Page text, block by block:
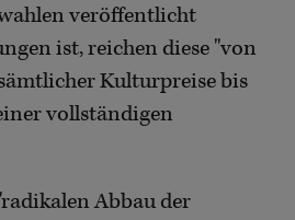
veröffentlicht
ist, reichen diese "von
Kulturpreise bis
vollständigen
Abbau der